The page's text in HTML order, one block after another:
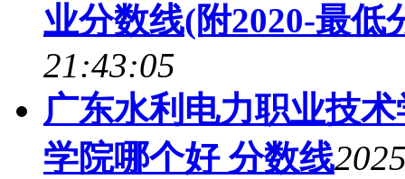
业分数线(附2020-最低
21:43:05
广东水利电力职业技
学院哪个好 分数线